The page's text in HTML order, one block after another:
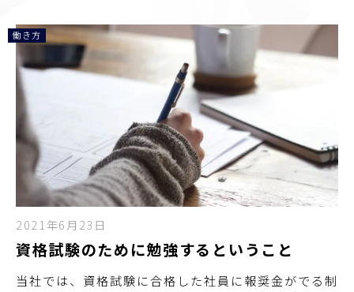
働き方
2021年6月23日
資格試験のために勉強するということ
当社では、資格試験に合格した社員に報奨金がでる制